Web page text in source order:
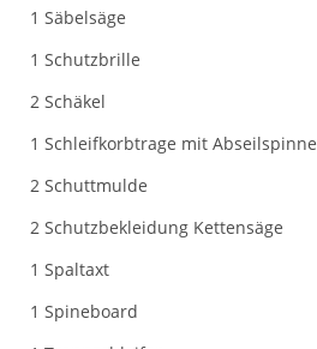
1 Säbelsäge
1 Schutzbrille
2 Schäkel
1 Schleifkorbtrage mit Abseilspinne
2 Schuttmulde
2 Schutzbekleidung Kettensäge
1 Spaltaxt
1 Spineboard